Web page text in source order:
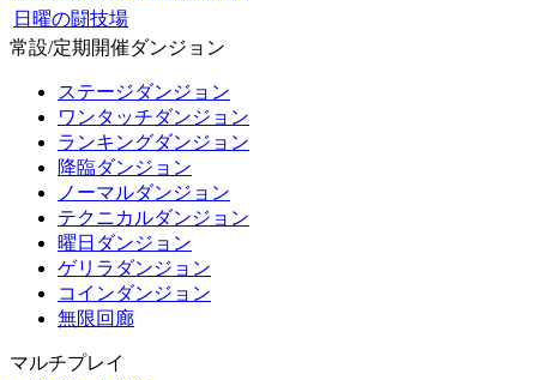
日曜の闘技場
常設/定期開催ダンジョン
ステージダンジョン
ワンタッチダンジョン
ランキングダンジョン
降臨ダンジョン
ノーマルダンジョン
テクニカルダンジョン
曜日ダンジョン
ゲリラダンジョン
コインダンジョン
無限回廊
マルチプレイ